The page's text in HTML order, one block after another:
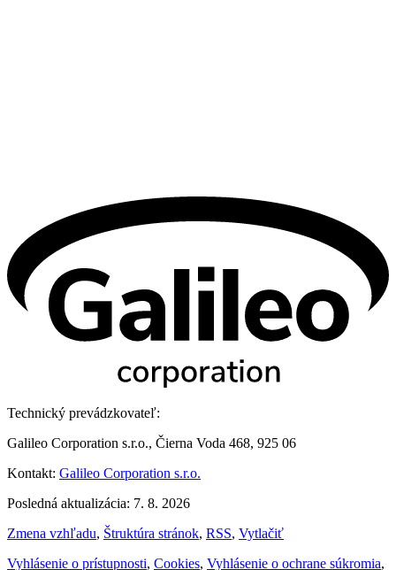
Technický prevádzkovateľ:
Galileo Corporation s.r.o., Čierna Voda 468, 925 06
Kontakt: Galileo Corporation s.r.o.
Posledná aktualizácia: 7. 8. 2026
Zmena vzhľadu, Štruktúra stránok, RSS, Vytlačiť
Vyhlásenie o prístupnosti, Cookies, Vyhlásenie o ochrane súkromia,